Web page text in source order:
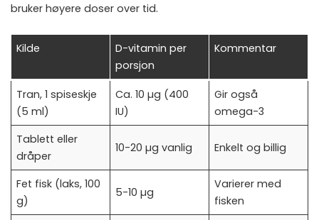
bruker høyere doser over tid.
Kilde
D-vitamin per
porsjon
Kommentar
Tran, 1 spiseskje
(5 ml)
Ca. 10 µg (400
IU)
Gir også
omega-3
Tablett eller
dråper
10-20 µg vanlig Enkelt og billig
Fet fisk (laks, 100
g)
5-10 µg
Varierer med
fisken